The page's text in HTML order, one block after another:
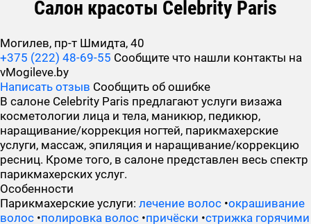
Салон красоты Celebrity Paris
Могилев, пр-т Шмидта, 40
+375 (222) 48-69-55 Сообщите что нашли контакты на
vMogileve.by
Написать отзыв Сообщить об ошибке
В салоне Celebrity Paris предлагают услуги визажа
косметологии лица и тела, маникюр, педикюр,
наращивание/коррекция ногтей, парикмахерские
услуги, массаж, эпиляция и наращивание/коррекцию
ресниц. Кроме того, в салоне представлен весь спектр
парикмахерских услуг.
Особенности
Парикмахерские услуги: лечение волос •окрашивание
волос •полировка волос •причёски •стрижка горячими